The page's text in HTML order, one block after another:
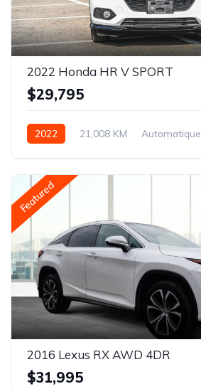
2022 Honda HR V SPORT
$29,795
2022 21,008 KM Automatique
Featured
2016 Lexus RX AWD 4DR
$31,995